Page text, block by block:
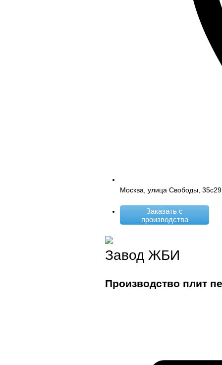
Москва, улица Свободы, 35с29
Заказать с
производства
Завод ЖБИ
Производство плит